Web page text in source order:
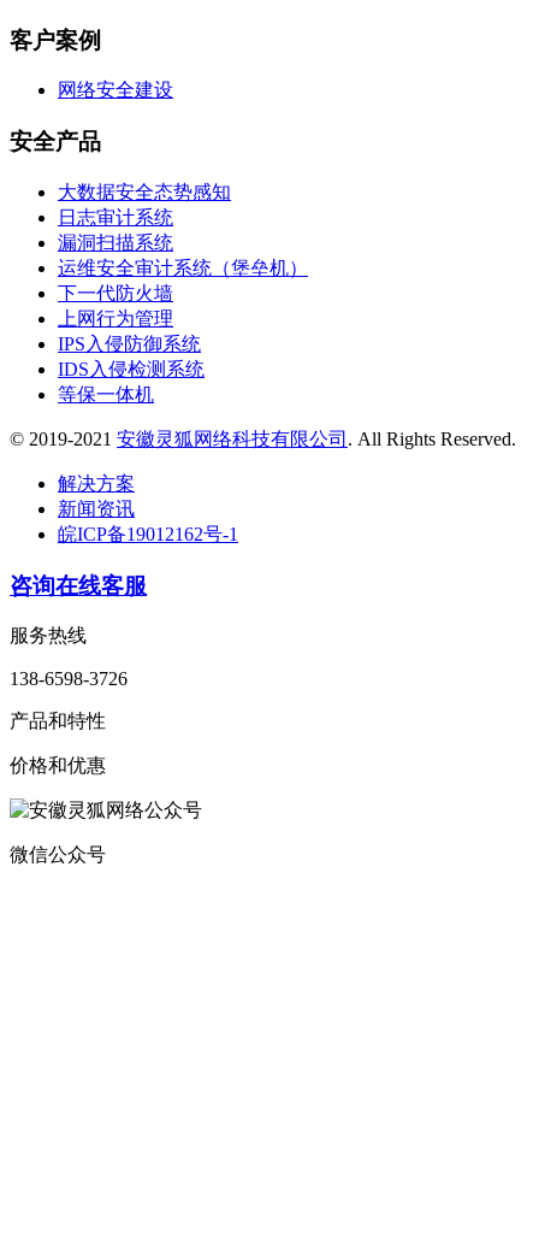
客户案例
网络安全建设
安全产品
大数据安全态势感知
日志审计系统
漏洞扫描系统
运维安全审计系统（堡垒机）
下一代防火墙
上网行为管理
IPS入侵防御系统
IDS入侵检测系统
等保一体机
© 2019-2021 安徽灵狐网络科技有限公司 . All Rights Reserved.
解决方案
新闻资讯
皖ICP备19012162号-1
咨询在线客服
服务热线
138-6598-3726
产品和特性
价格和优惠
微信公众号